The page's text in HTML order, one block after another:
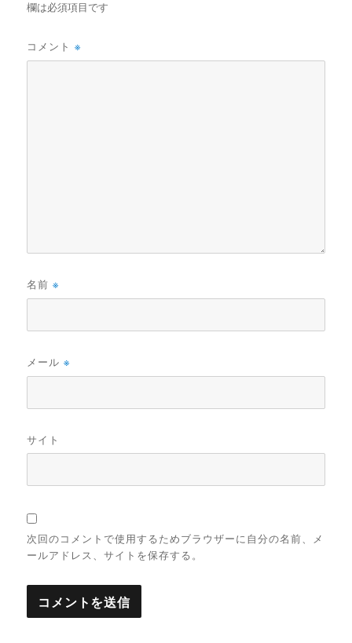
欄は必須項目です
コメント※
名前※
メール※
サイト
次回のコメントで使用するためブラウザーに自分の名前、メ
ールアドレス、サイトを保存する。